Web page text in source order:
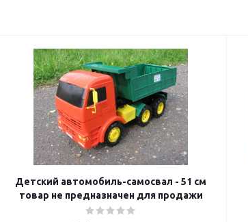
Детский автомобиль-самосвал - 51 см
товар не предназначен для продажи